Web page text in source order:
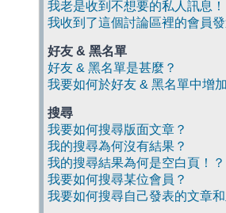
我老是收到不想要的私人訊息！
我收到了這個討論區裡的會員
好友 & 黑名單
好友 & 黑名單是甚麼？
我要如何於好友 & 黑名單中增
搜尋
我要如何搜尋版面文章？
我的搜尋為何沒有結果？
我的搜尋結果為何是空白頁！？
我要如何搜尋某位會員？
我要如何搜尋自己發表的文章和